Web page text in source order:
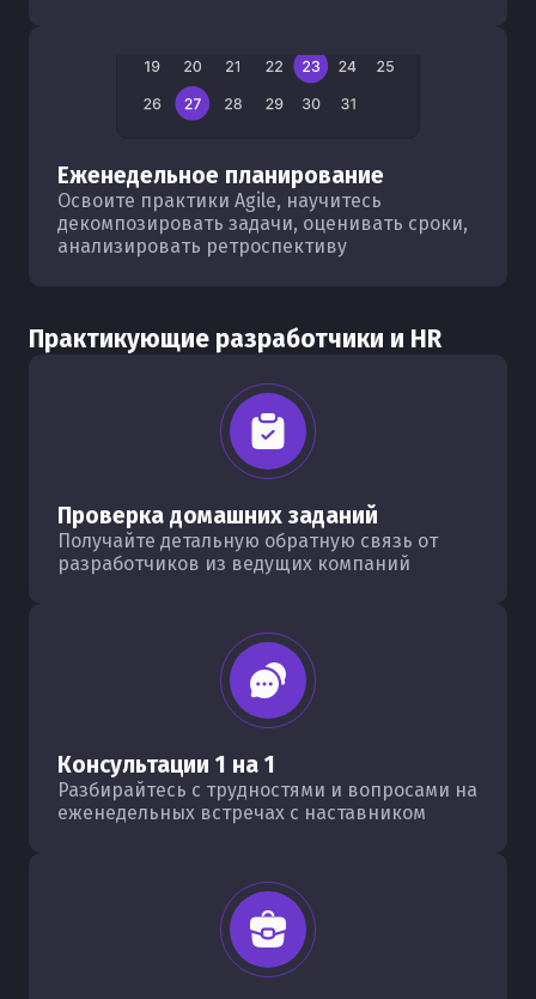
Еженедельное планирование
Освоите практики Agile, научитесь
декомпозировать задачи, оценивать сроки,
анализировать ретроспективу
Практикующие разработчики и HR
Проверка домашних заданий
Получайте детальную обратную связь от
разработчиков из ведущих компаний
Консультации 1 на 1
Разбирайтесь с трудностями и вопросами на
еженедельных встречах с наставником